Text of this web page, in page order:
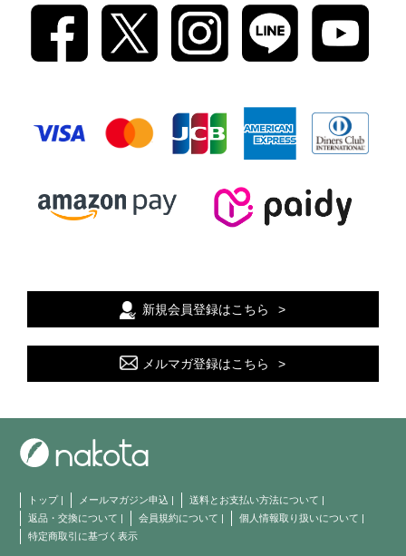
新規会員登録はこちら
メルマガ登録はこちら
トップ| メールマガジン申込 | 送料とお支払い方法について |
返品・交換について | 会員規約について | 個人情報取り扱いについて |
特定商取引に基づく表示